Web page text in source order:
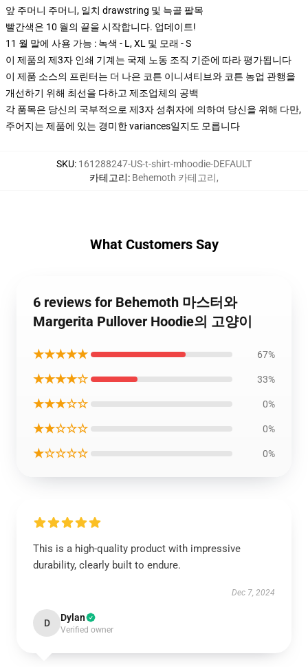
앞 주머니 주머니, 일치 drawstring 및 늑골 팔목
빨간색은 10 월의 끝을 시작합니다. 업데이트!
11 월 말에 사용 가능 : 녹색 - L, XL 및 모래 - S
이 제품의 제3자 인쇄 기계는 국제 노동 조직 기준에 따라 평가됩니다
이 제품 소스의 프린터는 더 나은 코튼 이니셔티브와 코튼 농업 관행을
개선하기 위해 최선을 다하고 제조업체의 공백
각 품목은 당신의 국부적으로 제3자 성취자에 의하여 당신을 위해 다만,
주어지는 제품에 있는 경미한 variances일지도 모릅니다
SKU: 161288247-US-t-shirt-mhoodie-DEFAULT
카테고리: Behemoth 카테고리,
What Customers Say
6 reviews for Behemoth 마스터와
Margerita Pullover Hoodie의 고양이
★★★★★ 67%
★★★★☆ 33%
★★★☆☆ 0%
★★☆☆☆ 0%
★☆☆☆☆ 0%
This is a high-quality product with impressive
durability, clearly built to endure.
Dec 7, 2024
D Dylan
Verified owner